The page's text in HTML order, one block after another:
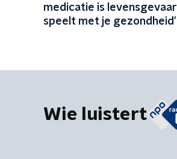
medicatie is
speelt met je gezondheid'
Wie luistert